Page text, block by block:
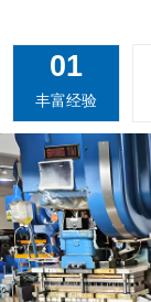
01
丰富经验